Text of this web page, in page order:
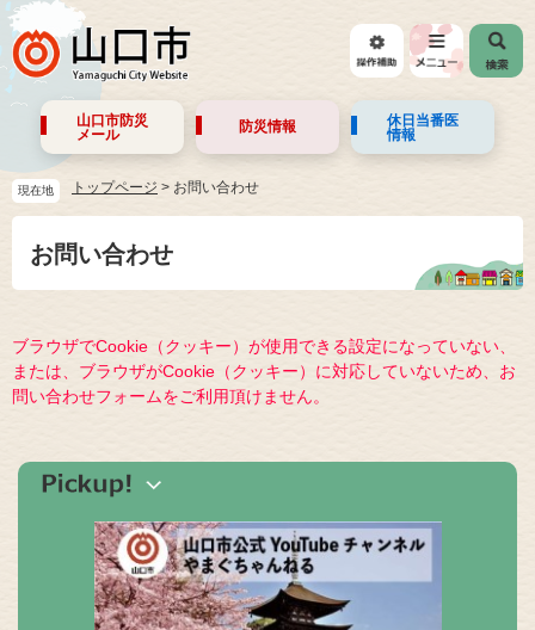
山口市防災
メール
防災情報
休日当番医
情報
現在地 トップページ > お問い合わせ
お問い合わせ
ブラウザでCookie（クッキー）が使用できる設定になっていない、
または、ブラウザがCookie（クッキー）に対応していないため、お
問い合わせフォームをご利用頂けません。